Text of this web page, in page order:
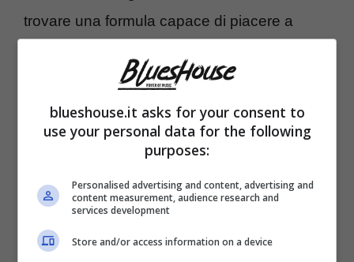
trovare una formula capace di piacere a
Italia tutti tessono le lodi di Jasmine. Con
ovviamente mamma Loredana Lecciso in
prima fila.
La compagna di Al Bano già la settimana
scorsa aveva postato una clip nella quale
mostrava a tutti la bellezza e la bravura di
blueshouse.it asks for your consent to
use your personal data for the following
purposes:
Personalised advertising and content, advertising and
content measurement, audience research and
services development
Store and/or access information on a device